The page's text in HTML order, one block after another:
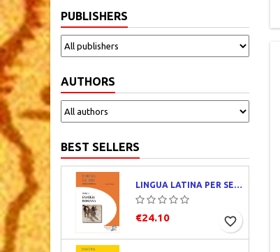
PUBLISHERS
AUTHORS
BEST SELLERS
LINGUA LATINA PER SE ILLUSTRATA. PARS I : FAMILIA ROMANA
€24.10 favorite_border